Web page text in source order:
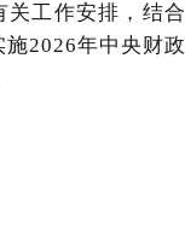
工作安排，结合
2026年中央财政